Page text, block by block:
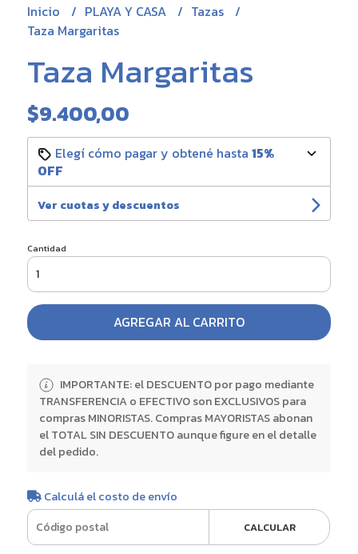
Inicio PLAYA Y CASA
Tazas
Taza Margaritas
Taza Margaritas
$9.400,00
Elegí cómo pagar y obtené hasta 15%
OFF
Ver cuotas y descuentos
Cantidad
AGREGAR AL CARRITO
IMPORTANTE: el DESCUENTO por pago mediante
TRANSFERENCIA o EFECTIVO son EXCLUSIVOS para
compras MINORISTAS. Compras MAYORISTAS abonan
el TOTAL SIN DESCUENTO aunque figure en el detalle
del pedido.
Calculá el costo de envío
CALCULAR